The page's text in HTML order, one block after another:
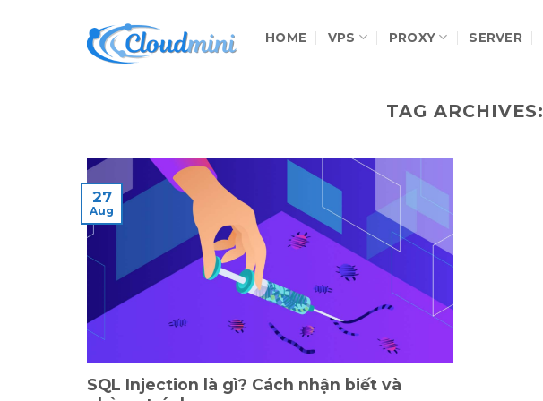
HOME VPS PROXY SERVER
TAG ARCHIVES:
SQL Injection là gì? Cách nhận biết và
27
Aug